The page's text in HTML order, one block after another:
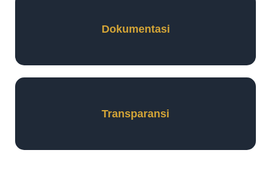
Dokumentasi
Transparansi